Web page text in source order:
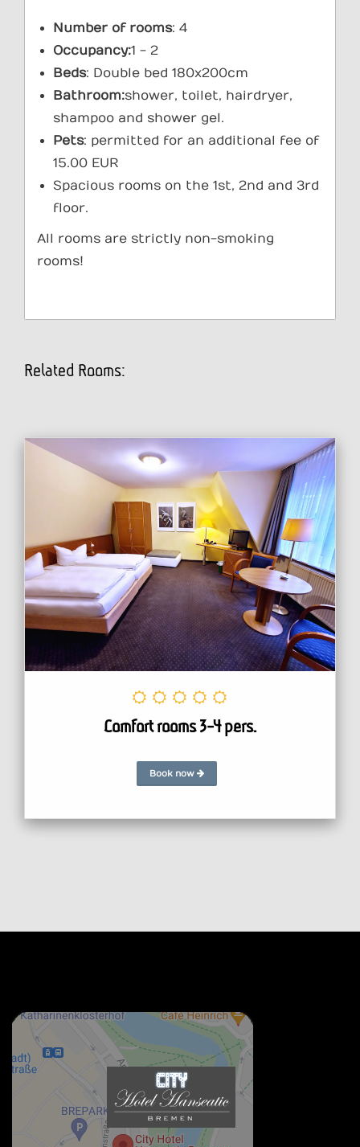
Number of rooms: 4
Occupancy:1 - 2
Beds: Double bed 180x200cm
Bathroom:shower, toilet, hairdryer,
shampoo and shower gel.
Pets: permitted for an additional fee of
15.00 EUR
Spacious rooms on the 1st, 2nd and 3rd
floor.
All rooms are strictly non-smoking
rooms!
Related Rooms:
Comfort rooms 3-4 pers.
Book now